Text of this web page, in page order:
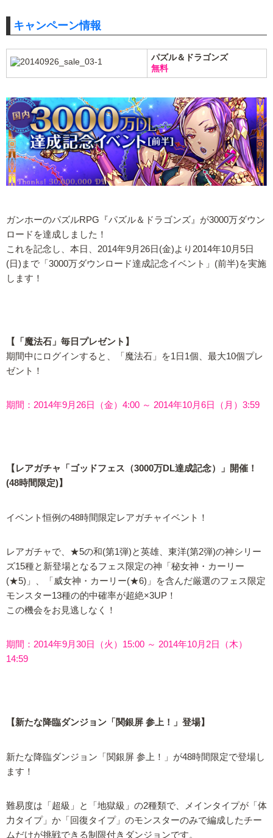
キャンペーン情報
パズル＆ドラゴンズ
無料
ガンホーのパズルRPG『パズル＆ドラゴンズ』が3000万ダウン
ロードを達成しました！
これを記念し、本日、2014年9月26日(金)より2014年10月5日
(日)まで「3000万ダウンロード達成記念イベント」(前半)を実施
します！
【「魔法石」毎日プレゼント】
期間中にログインすると、「魔法石」を1日1個、最大10個プレ
ゼント！
期間：2014年9月26日（金）4:00 ～ 2014年10月6日（月）3:59
【レアガチャ「ゴッドフェス（3000万DL達成記念）」開催！
(48時間限定)】
イベント恒例の48時間限定レアガチャイベント！
レアガチャで、★5の和(第1弾)と英雄、東洋(第2弾)の神シリー
ズ15種と新登場となるフェス限定の神「秘女神・カーリー
(★5)」、「威女神・カーリー(★6)」を含んだ厳選のフェス限定
モンスター13種の的中確率が超絶×3UP！
この機会をお見逃しなく！
期間：2014年9月30日（火）15:00 ～ 2014年10月2日（木）
14:59
【新たな降臨ダンジョン「関銀屏 参上！」登場】
新たな降臨ダンジョン「関銀屏 参上！」が48時間限定で登場し
ます！
難易度は「超級」と「地獄級」の2種類で、メインタイプが「体
力タイプ」か「回復タイプ」のモンスターのみで編成したチー
ムだけが挑戦できる制限付きダンジョンです。